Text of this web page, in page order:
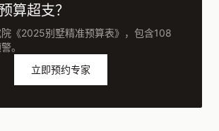
算超支？
《2025别墅精准预算表》，包含108
。
立即预约专家